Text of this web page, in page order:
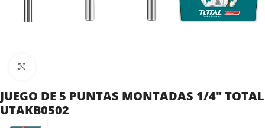
JUEGO DE 5 PUNTAS MONTADAS 1/4″ TOTAL
UTAKB0502